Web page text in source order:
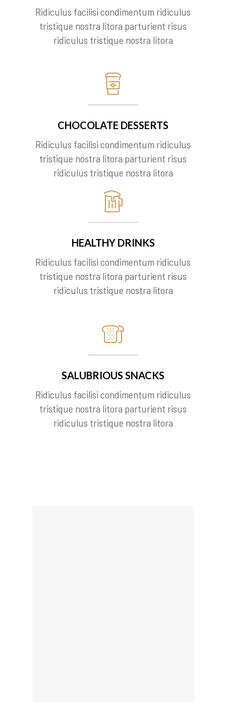
Ridiculus facilisi condimentum ridiculus
tristique nostra litora parturient risus
ridiculus tristique nostra litora
CHOCOLATE DESSERTS
Ridiculus facilisi condimentum ridiculus
tristique nostra litora parturient risus
ridiculus tristique nostra litora
HEALTHY DRINKS
Ridiculus facilisi condimentum ridiculus
tristique nostra litora parturient risus
ridiculus tristique nostra litora
SALUBRIOUS SNACKS
Ridiculus facilisi condimentum ridiculus
tristique nostra litora parturient risus
ridiculus tristique nostra litora